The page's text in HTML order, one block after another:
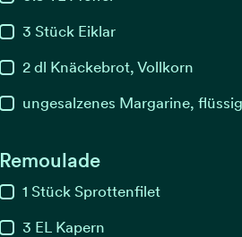
3 Stück Eiklar
2 dl Knäckebrot, Vollkorn
ungesalzenes Margarine, flüssig
Remoulade
1 Stück Sprottenfilet
3 EL Kapern